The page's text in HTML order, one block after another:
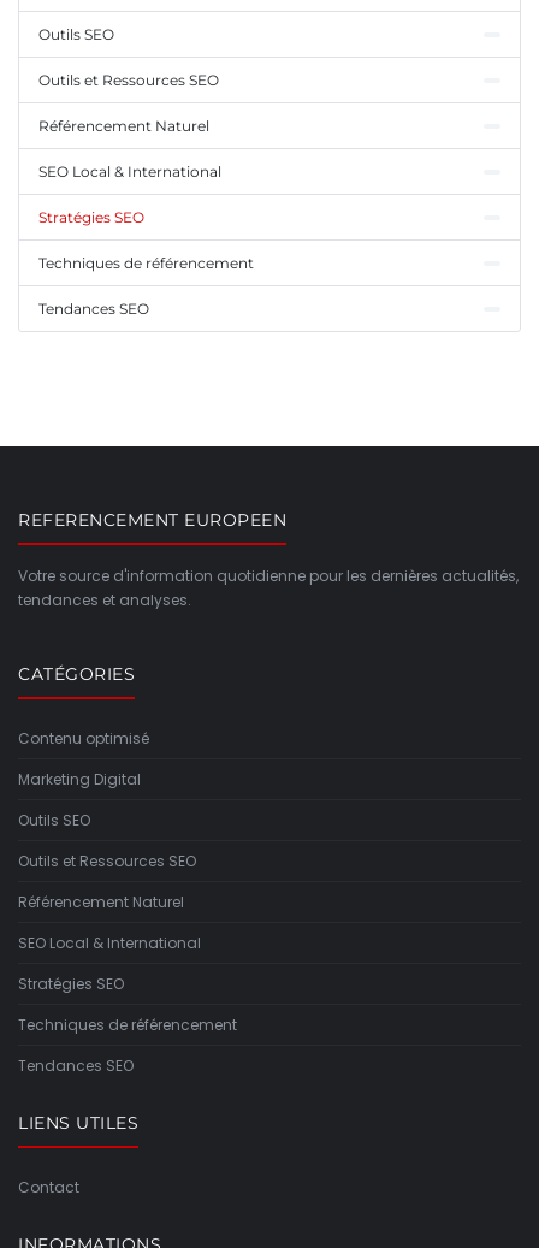
Outils SEO
Outils et Ressources SEO
Référencement Naturel
SEO Local & International
Stratégies SEO
Techniques de référencement
Tendances SEO
REFERENCEMENT EUROPEEN
Votre source d'information quotidienne pour les dernières actualités,
tendances et analyses.
CATÉGORIES
Contenu optimisé
Marketing Digital
Outils SEO
Outils et Ressources SEO
Référencement Naturel
SEO Local & International
Stratégies SEO
Techniques de référencement
Tendances SEO
LIENS UTILES
Contact